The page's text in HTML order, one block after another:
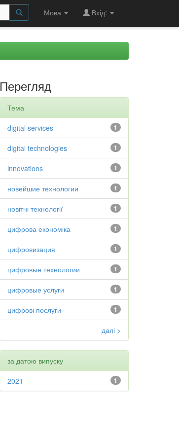
Мова Вхід:
Перегляд
Тема
1
digital services
1
digital technologies
1
innovations
1
новейшие технологии
1
новітні технології
1
цифрова економіка
1
цифровизация
1
цифровые технологии
1
цифровые услуги
1
цифрові послуги
далі >
за датою випуску
1
2021